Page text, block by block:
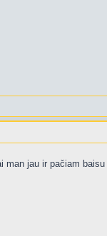
man jau ir pačiam baisu